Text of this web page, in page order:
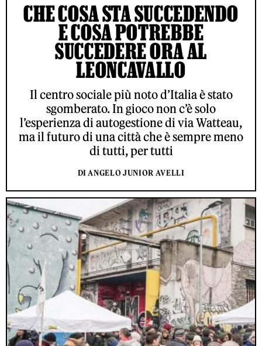
CHE COSA STA SUCCEDENDO
E COSA POTREBBE
SUCCEDERE ORA AL
LEONCAVALLO
Il centro sociale più noto d’Italia è stato
sgomberato. In gioco non c’è solo
l’esperienza di autogestione di via Watteau,
ma il futuro di una città che è sempre meno
di tutti, per tutti
DI ANGELO JUNIOR AVELLI